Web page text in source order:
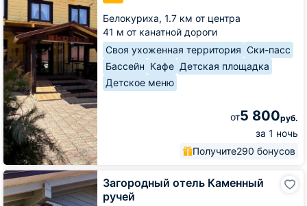
Белокуриха, 1.7 км от центра
41 м от канатной дороги
Своя ухоженная территория Ски-пасс
Бассейн Кафе Детская площадка
Детское меню
от5 800руб.
за 1 ночь
Получите290 бонусов
Загородный отель Каменный
ручей
Загородный
отель
Каменный